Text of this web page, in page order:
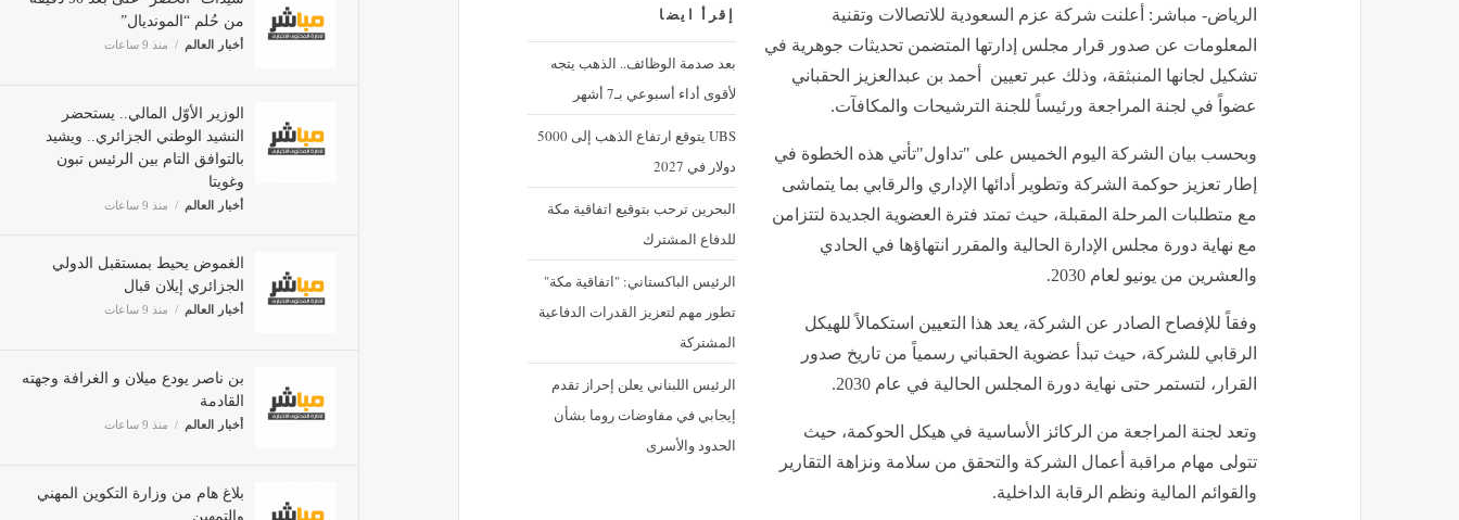
من حُلم “المونديال”
أخبار العالم منذ 9 ساعات
الوزير الأوّل المالي.. يستحضر
النشيد الوطني الجزائري.. ويشيد
بالتوافق التام بين الرئيس تبون
وغويتا
أخبار العالم
الجزائري إيلان قبال
أخبار العالم منذ 9 ساعات
وجهته القادمة
والتمهين
إقرأ ايضا
بعد صدمة الوظائف.. الذهب يتجه
لأقوى أداء أسبوعي بـ7 أشهر
UBS يتوقع ارتفاع الذهب إلى 5000
دولار في 2027
البحرين ترحب بتوقيع اتفاقية مكة
للدفاع المشترك
الرئيس الباكستاني: "اتفاقية مكة"
تطور مهم لتعزيز القدرات الدفاعية
المشتركة
الرئيس اللبناني يعلن إحراز تقدم
إيجابي في مفاوضات روما بشأن
الحدود والأسرى
الرياض- مباشر: أعلنت شركة عزم السعودية للاتصالات وتقنية
المعلومات عن صدور قرار مجلس إدارتها المتضمن تحديثات جوهرية في
تشكيل لجانها المنبثقة، وذلك عبر تعيين أحمد بن عبدالعزيز الحقباني
عضواً في لجنة المراجعة ورئيساً للجنة الترشيحات والمكافآت.
وبحسب بيان الشركة اليوم الخميس على "تداول"تأتي هذه الخطوة في
إطار تعزيز حوكمة الشركة وتطوير أدائها الإداري والرقابي بما يتماشى
مع متطلبات المرحلة المقبلة، حيث تمتد فترة العضوية الجديدة لتتزامن
مع نهاية دورة مجلس الإدارة الحالية والمقرر انتهاؤها في الحادي
والعشرين من يونيو لعام 2030.
وفقاً للإفصاح الصادر عن الشركة، يعد هذا التعيين استكمالاً للهيكل
الرقابي للشركة، حيث تبدأ عضوية الحقباني رسمياً من تاريخ صدور
القرار، لتستمر حتى نهاية دورة المجلس الحالية في عام 2030.
وتعد لجنة المراجعة من الركائز الأساسية في هيكل الحوكمة، حيث
تتولى مهام مراقبة أعمال الشركة والتحقق من سلامة ونزاهة التقارير
والقوائم المالية ونظم الرقابة الداخلية.